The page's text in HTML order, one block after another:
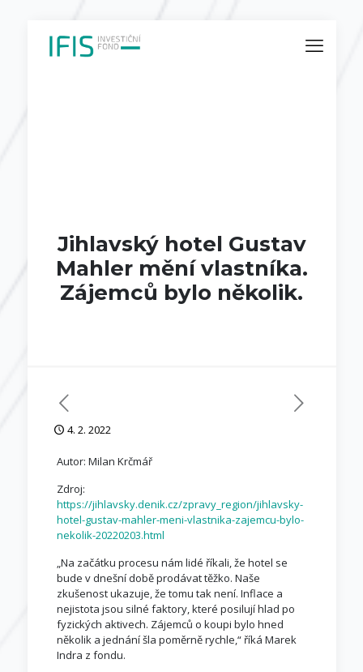
Jihlavský hotel Gustav
Mahler mění vlastníka.
Zájemců bylo několik.
4. 2. 2022
Autor: Milan Krčmář
Zdroj:
https://jihlavsky.denik.cz/zpravy_region/jihlavsky-
hotel-gustav-mahler-meni-vlastnika-zajemcu-bylo-
nekolik-20220203.html
„Na začátku procesu nám lidé říkali, že hotel se
bude v dnešní době prodávat těžko. Naše
zkušenost ukazuje, že tomu tak není. Inflace a
nejistota jsou silné faktory, které posilují hlad po
fyzických aktivech. Zájemců o koupi bylo hned
několik a jednání šla poměrně rychle,“ říká Marek
Indra z fondu.